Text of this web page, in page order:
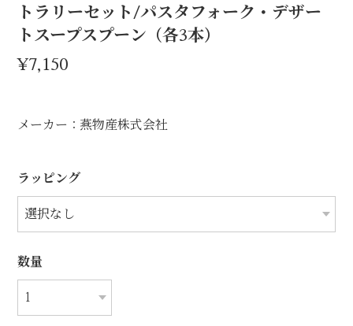
トラリーセット/パスタフォーク・デザー
トスープスプーン（各3本）
¥7,150
メーカー：燕物産株式会社
ラッピング
数量